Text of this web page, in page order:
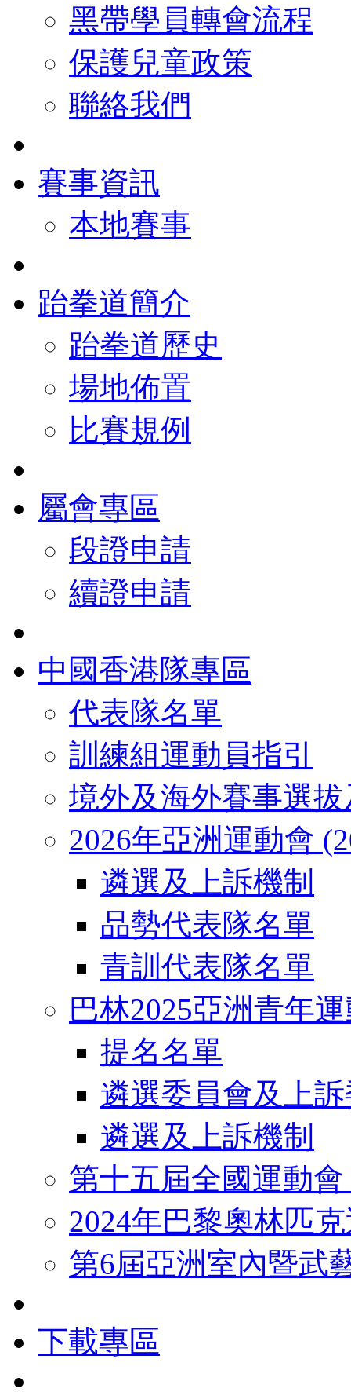
黑帶學員轉會流程
保護兒童政策
聯絡我們
賽事資訊
本地賽事
跆拳道簡介
跆拳道歷史
場地佈置
比賽規例
屬會專區
段證申請
續證申請
中國香港隊專區
代表隊名單
訓練組運動員指引
境外及海外賽事選
2026年亞洲運動會
遴選及上訴機制
品勢代表隊名單
青訓代表隊名單
巴林2025亞洲青年
提名名單
遴選委員會及上
遴選及上訴機制
第十五屆全國運動
2024年巴黎奧林匹
第6屆亞洲室內暨武
下載專區